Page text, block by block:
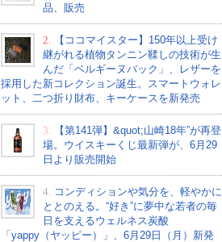
品、販売
2.
【ココマイスター】150年以上受け
継がれる植物タンニン鞣しの技術が生
んだ「ベルギーヌバック」、レザーを
採用した新コレクション誕生。スマートウォレ
ット、二つ折り財布、キーケースを新発売
3.
【第141弾】&quot;山崎18年”が再登
場。ウイスキーくじ最新弾が、6月29
日より販売開始
4.
コンディションや気分を、軽やかに
ととのえる。“好き”に夢中な若者の毎
日を支えるウェルネス炭酸
「yappy（ヤッピー）」、6月29日（月）新発